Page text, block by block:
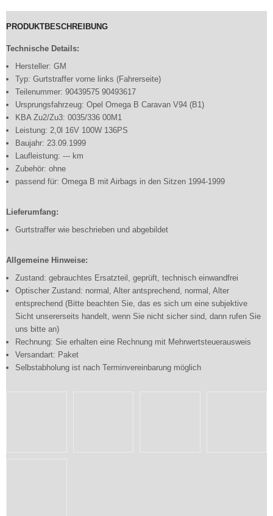
PRODUKTBESCHREIBUNG
Technische Details:
Hersteller: GM
Typ: Gurtstraffer vorne links (Fahrerseite)
Teilenummer: 90439575 90493617
Ursprungsfahrzeug: Opel Omega B Caravan V94 (B1)
KBA Zu2/Zu3: 0035/336 00M1
Leistung: 2,0l 16V 100W 136PS
Baujahr: 23.09.1999
Laufleistung: --- km
Zubehör: ohne
passend für: Omega B mit Airbags in den Sitzen 1994-1999
Lieferumfang:
Gurtstraffer wie beschrieben und abgebildet
Allgemeine Hinweise:
Zustand: gebrauchtes Ersatzteil, geprüft, technisch einwandfrei
Optischer Zustand: normal, Alter antsprechend, normal, Alter
entsprechend (Bitte beachten Sie, das es sich um eine subjektive
Sicht unsererseits handelt, wenn Sie nicht sicher sind, dann rufen Sie
uns bitte an)
Rechnung: Sie erhalten eine Rechnung mit Mehrwertsteuerausweis
Versandart: Paket
Selbstabholung ist nach Terminvereinbarung möglich